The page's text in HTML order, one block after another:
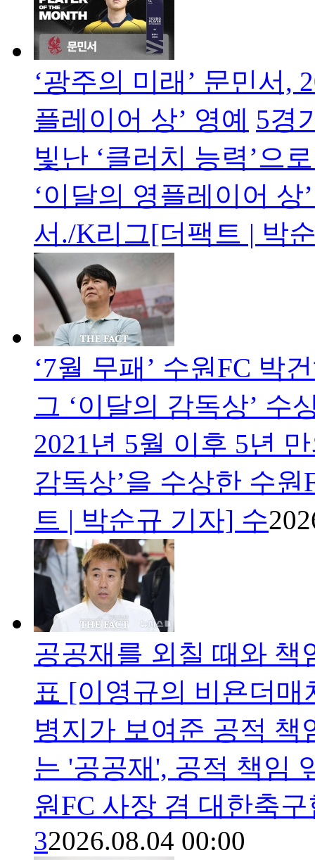
‘광주의 미래’ 문민서,
플레이어 상’ 영예 5경
빛난 ‘클러치 능력’으
‘이달의 영플레이어
서./K리그[더팩트 | 박
‘7월 무패’ 수원FC 박
그 ‘이달의 감독상’ 수
2021년 5월 이후 5년
감독상’을 수상한 수
트 | 박순규 기자] 수
공공재를 외칠 때와 책
표 [이영규의 비욘더매
병지가 보여준 공적
는 '공공재', 공적 책임
원FC 사장 겸 대한축
32026.08.04 00:00